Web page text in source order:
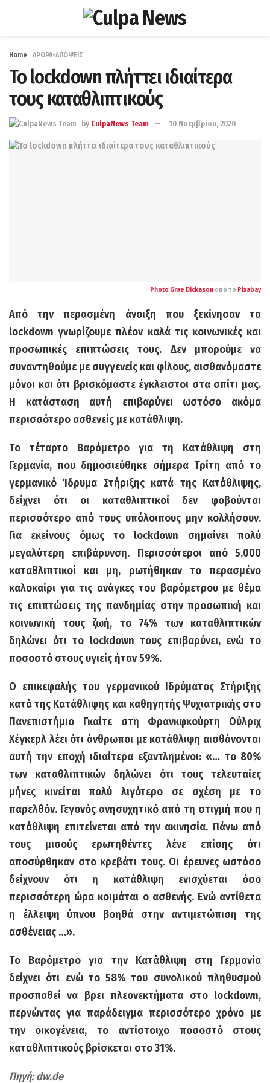
Home ΑΡΘΡΑ-ΑΠΟΨΕΙΣ
Το lockdown πλήττει ιδιαίτερα
τους καταθλιπτικούς
by CulpaNews Team 10 Νοεμβρίου, 2020
Photo Grae Dickason από το Pixabay
Από την περασμένη άνοιξη που ξεκίνησαν τα
lockdown γνωρίζουμε πλέον καλά τις κοινωνικές και
προσωπικές επιπτώσεις τους. Δεν μπορούμε να
συναντηθούμε με συγγενείς και φίλους, αισθανόμαστε
μόνοι και ότι βρισκόμαστε έγκλειστοι στα σπίτι μας.
Η κατάσταση αυτή επιβαρύνει ωστόσο ακόμα
περισσότερο ασθενείς με κατάθλιψη.
Το τέταρτο Βαρόμετρο για τη Κατάθλιψη στη
Γερμανία, που δημοσιεύθηκε σήμερα Τρίτη από το
γερμανικό Ίδρυμα Στήριξης κατά της Κατάθλιψης,
δείχνει ότι οι καταθλιπτικοί δεν φοβούνται
περισσότερο από τους υπόλοιπους μην κολλήσουν.
Για εκείνους όμως το lockdown σημαίνει πολύ
μεγαλύτερη επιβάρυνση. Περισσότεροι από 5.000
καταθλιπτικοί και μη, ρωτήθηκαν το περασμένο
καλοκαίρι για τις ανάγκες του βαρόμετρου με θέμα
τις επιπτώσεις της πανδημίας στην προσωπική και
κοινωνική τους ζωή, το 74% των καταθλιπτικών
δηλώνει ότι το lockdown τους επιβαρύνει, ενώ το
ποσοστό στους υγιείς ήταν 59%.
Ο επικεφαλής του γερμανικού Ιδρύματος Στήριξης
κατά της Κατάθλιψης και καθηγητής Ψυχιατρικής στο
Πανεπιστήμιο Γκαίτε στη Φρανκφκούρτη Ούλριχ
Χέγκερλ λέει ότι άνθρωποι με κατάθλιψη αισθάνονται
αυτή την εποχή ιδιαίτερα εξαντλημένοι: «… το 80%
των καταθλιπτικών δηλώνει ότι τους τελευταίες
μήνες κινείται πολύ λιγότερο σε σχέση με το
παρελθόν. Γεγονός ανησυχητικό από τη στιγμή που η
κατάθλιψη επιτείνεται από την ακινησία. Πάνω από
τους μισούς ερωτηθέντες λένε επίσης ότι
αποσύρθηκαν στο κρεβάτι τους. Οι έρευνες ωστόσο
δείχνουν ότι η κατάθλιψη ενισχύεται όσο
περισσότερη ώρα κοιμάται ο ασθενής. Ενώ αντίθετα
η έλλειψη ύπνου βοηθά στην αντιμετώπιση της
ασθένειας …».
Το Βαρόμετρο για την Κατάθλιψη στη Γερμανία
δείχνει ότι ενώ το 58% του συνολικού πληθυσμού
προσπαθεί να βρει πλεονεκτήματα στο lockdown,
περνώντας για παράδειγμα περισσότερο χρόνο με
την οικογένεια, το αντίστοιχο ποσοστό στους
καταθλιπτικούς βρίσκεται στο 31%.
Πηγή: dw.de